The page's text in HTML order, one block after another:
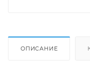
ОПИСАНИЕ